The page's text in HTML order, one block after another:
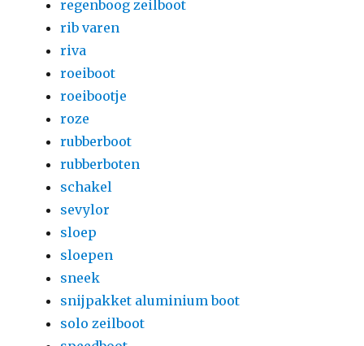
regenboog zeilboot
rib varen
riva
roeiboot
roeibootje
roze
rubberboot
rubberboten
schakel
sevylor
sloep
sloepen
sneek
snijpakket aluminium boot
solo zeilboot